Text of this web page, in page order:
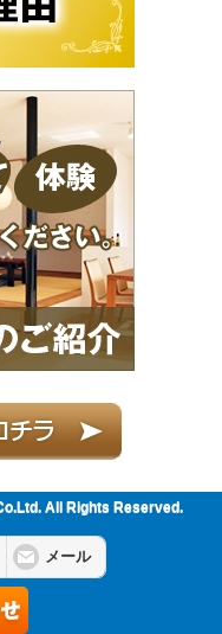
All Rights Reserved.
メール